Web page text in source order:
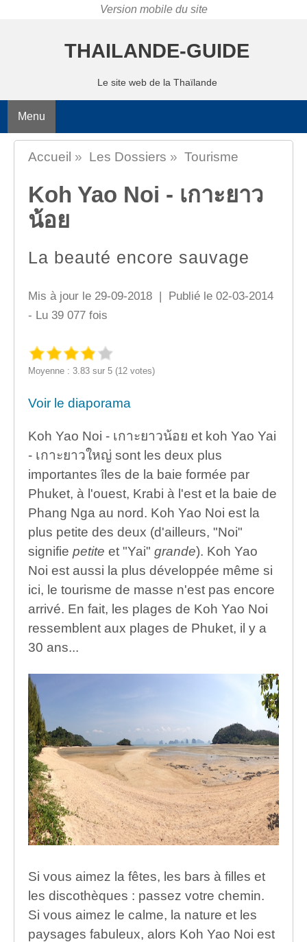
THAILANDE-GUIDE
Le site web de la Thaïlande
Menu
Accueil » Les Dossiers » Tourisme
Koh Yao Noi - เกาะยาว
น้อย
La beauté encore sauvage
Mis à jour le 29-09-2018 | Publié le 02-03-2014
- Lu 39 077 fois
Moyenne : 3.83 sur 5 (12 votes)
Voir le diaporama
Koh Yao Noi - เกาะยาวน้อย et koh Yao Yai
- เกาะยาวใหญ่ sont les deux plus
importantes îles de la baie formée par
Phuket, à l'ouest, Krabi à l'est et la baie de
Phang Nga au nord. Koh Yao Noi est la
plus petite des deux (d'ailleurs, "Noi"
signifie petite et "Yai" grande). Koh Yao
Noi est aussi la plus développée même si
ici, le tourisme de masse n'est pas encore
arrivé. En fait, les plages de Koh Yao Noi
ressemblent aux plages de Phuket, il y a
30 ans...
Si vous aimez la fêtes, les bars à filles et
les discothèques : passez votre chemin.
Si vous aimez le calme, la nature et les
paysages fabuleux, alors Koh Yao Noi est